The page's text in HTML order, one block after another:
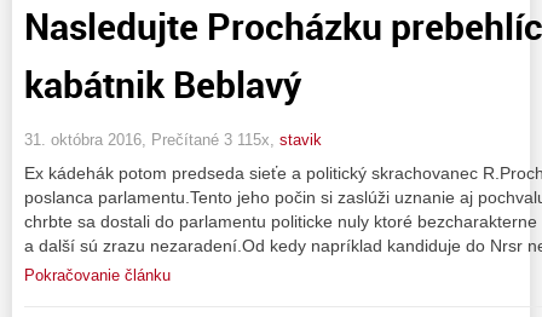
Nasledujte Procházku
kabátnik Beblavý
31. októbra 2016, Prečítané 3 115x, stavik
Ex kádehák potom predseda sieťe a politický skrachovanec
poslanca parlamentu.Tento jeho počin si zaslúži uznanie aj
chrbte sa dostali do parlamentu politicke nuly ktoré
a další sú zrazu nezaradení.Od kedy napríklad kandiduje do Nrsr
Pokračovanie článku